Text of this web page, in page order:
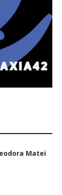
Matei